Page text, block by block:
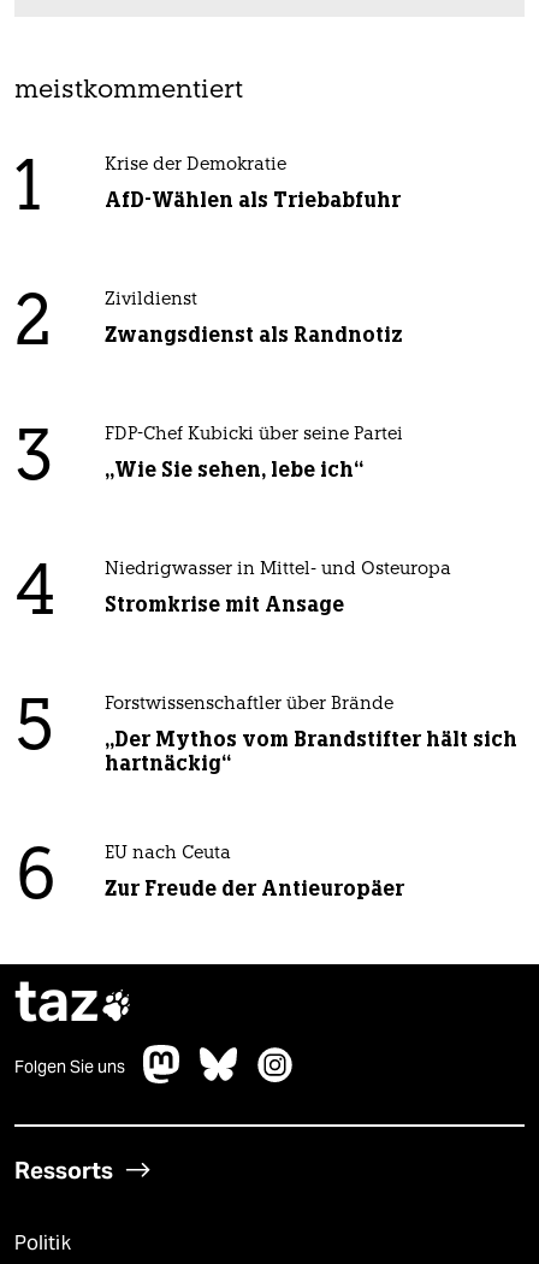
meistkommentiert
1 Krise der Demokratie
AfD-Wählen als Triebabfuhr
2 Zivildienst
Zwangsdienst als Randnotiz
3 FDP-Chef Kubicki über seine Partei
„Wie Sie sehen, lebe ich“
4 Niedrigwasser in Mittel- und Osteuropa
Stromkrise mit Ansage
5 Forstwissenschaftler über Brände
„Der Mythos vom Brandstifter hält sich
hartnäckig“
6 EU nach Ceuta
Zur Freude der Antieuropäer
taz
Folgen Sie uns
Ressorts
Politik